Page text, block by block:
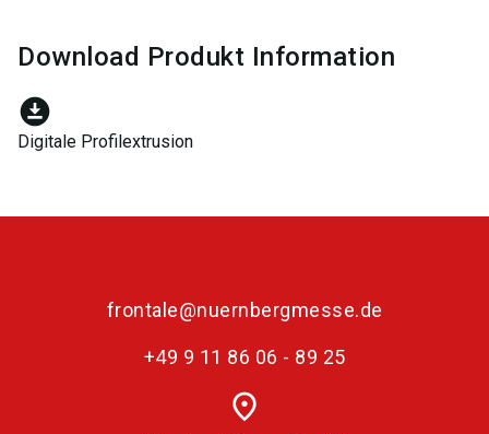
Download Produkt Information
download_for_offline
Digitale Profilextrusion
frontale@nuernbergmesse.de
+49 9 11 86 06 - 89 25
place